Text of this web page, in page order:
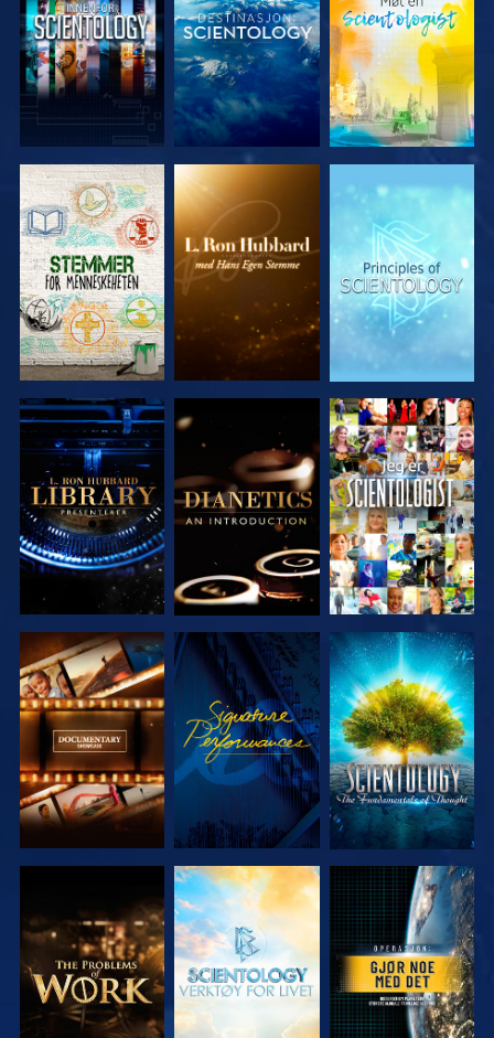
UTFORSK
SERIEN
UTFORSK
SERIEN
UTFORSK
SERIEN
UTFORSK
SERIEN
UTFORSK
SERIEN
SE
UTFORSK
SERIEN
SE
UTFORSK
SERIEN
UTFORSK
SERIEN
UTFORSK
SERIEN
SE